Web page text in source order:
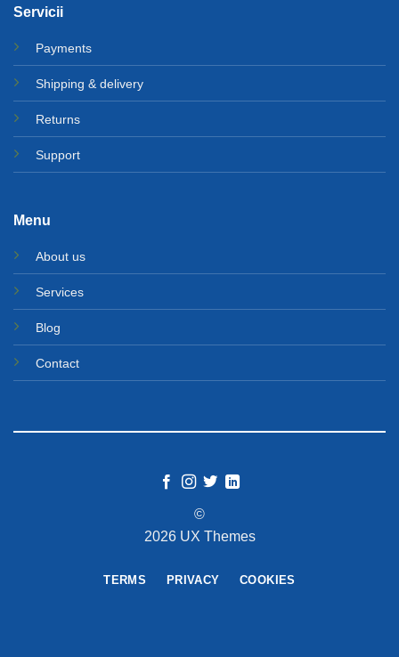
Servicii
Payments
Shipping & delivery
Returns
Support
Menu
About us
Services
Blog
Contact
©
2026 UX Themes
TERMS PRIVACY COOKIES